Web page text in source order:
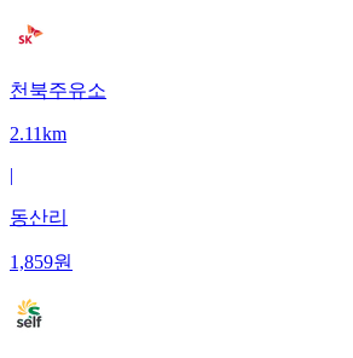
천북주유소
2.11km
|
동산리
1,859원